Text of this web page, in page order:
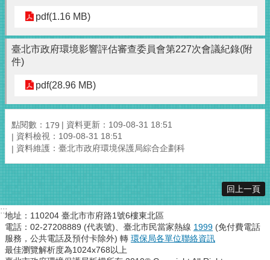
pdf(1.16 MB)
臺北市政府環境影響評估審查委員會第227次會議紀錄(附
件)
pdf(28.96 MB)
點閱數： 179
資料更新：109-08-31 18:51
資料檢視：109-08-31 18:51
資料維護：臺北市政府環境保護局綜合企劃科
回上一頁
:::地址：110204 臺北市市府路1號6樓東北區
電話：02-27208889 (代表號)、臺北市民當家熱線 1999 (免付費電話
服務，公共電話及預付卡除外) 轉 環保局各單位聯絡資訊
最佳瀏覽解析度為1024x768以上